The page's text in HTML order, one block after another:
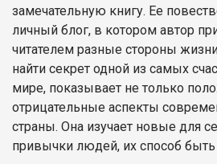
замечательную книгу. Ее
личный блог, в котором автор
читателем разные стороны
найти секрет одной из самых
мире, показывает не только
отрицательные аспекты
страны. Она изучает новые для
привычки людей, их способ